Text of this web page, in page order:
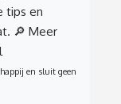
tips en
🔎 Meer
en sluit geen